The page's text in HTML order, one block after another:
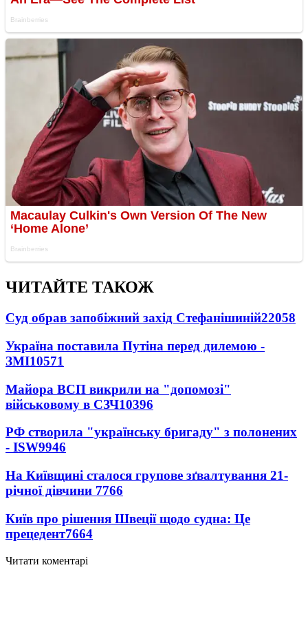
ЧИТАЙТЕ ТАКОЖ
Суд обрав запобіжний захід Стефанішиній22058
Україна поставила Путіна перед дилемою -
ЗМІ10571
Майора ВСП викрили на "допомозі"
військовому в СЗЧ10396
РФ створила "українську бригаду" з полонених
- ISW9946
На Київщині сталося групове зґвалтування 21-
річної дівчини 7766
Київ про рішення Швеції щодо судна: Це
прецедент7664
Читати коментарі